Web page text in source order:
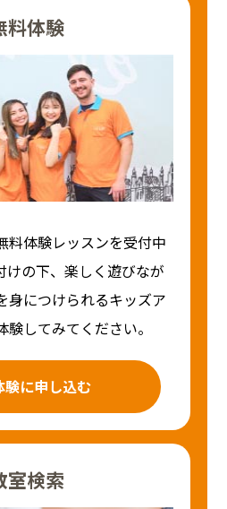
料体験
料体験レッスンを受付中
けの下、楽しく遊びなが
身につけられるキッズア
してみてください。
験に申し込む
室検索